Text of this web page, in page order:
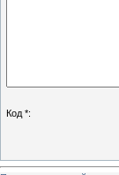
Код *: